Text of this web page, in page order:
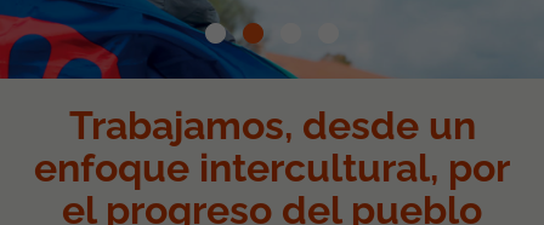
Trabajamos, desde un
enfoque intercultural, por
el progreso del pueblo